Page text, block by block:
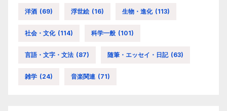
洋酒 (69) 浮世絵 (16) 生物・進化 (113)
社会・文化 (114) 科学一般 (101)
言語・文字・文法 (87) 随筆・エッセイ・日記 (63)
雑学 (24) 音楽関連 (71)